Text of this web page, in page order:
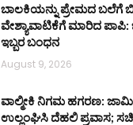
ಬಾಲಕಿಯನ್ನು ಪ್ರೇಮದ ಬಲೆಗೆ
ವೇಶ್ಯಾವಾಟಿಕೆಗೆ ಮಾರಿದ
ಇಬ್ಬರ ಬಂಧನ
August 9, 2026
ವಾಲ್ಮೀಕಿ ನಿಗಮ ಹಗರಣ:
ಉಲ್ಲಂಘಿಸಿ ದೆಹಲಿ ಪ್ರವಾಸ;